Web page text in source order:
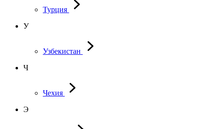
Турция
У
Узбекистан
Ч
Чехия
Э